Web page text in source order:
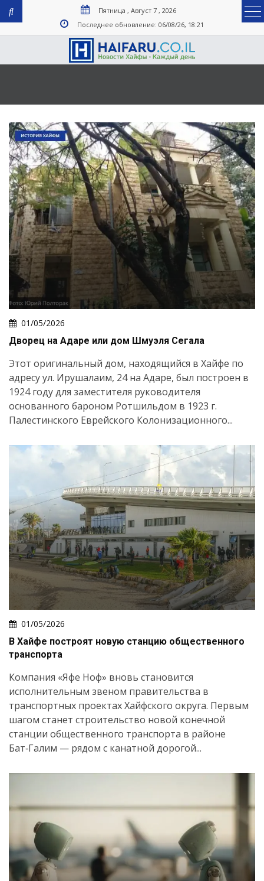
Пятница , Август 7 , 2026
Последнее обновление: 06/08/26, 18:21
01/05/2026
Дворец на Адаре или дом Шмуэля Сегала
Этот оригинальный дом, находящийся в Хайфе по
адресу ул. Ирушалаим, 24 на Адаре, был построен в
1924 году для заместителя руководителя
основанного бароном Ротшильдом в 1923 г.
Палестинского Еврейского Колонизационного...
01/05/2026
В Хайфе построят новую станцию общественного
транспорта
Компания «Яфе Ноф» вновь становится
исполнительным звеном правительства в
транспортных проектах Хайфского округа. Первым
шагом станет строительство новой конечной
станции общественного транспорта в районе
Бат‑Галим — рядом с канатной дорогой...